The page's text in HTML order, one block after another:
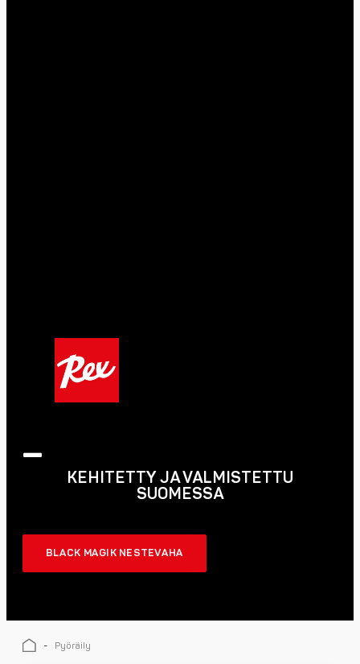
_
KEHITETTY JA VALMISTETTU
SUOMESSA
BLACK MAGIK NESTEVAHA
- Pyöräily